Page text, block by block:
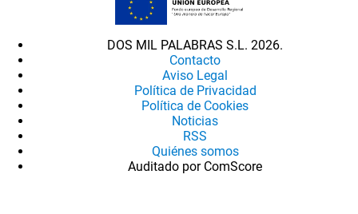
DOS MIL PALABRAS S.L. 2026.
Contacto
Aviso Legal
Política de Privacidad
Política de Cookies
Noticias
RSS
Quiénes somos
Auditado por ComScore